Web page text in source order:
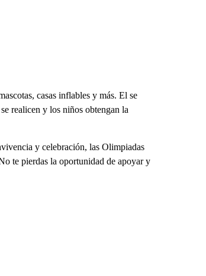
casas inflables y más. El se
realicen y los niños obtengan la
y celebración, las Olimpiadas
te pierdas la oportunidad de apoyar y